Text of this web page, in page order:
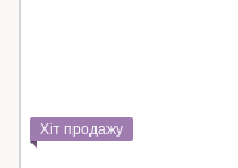
Хіт продажу